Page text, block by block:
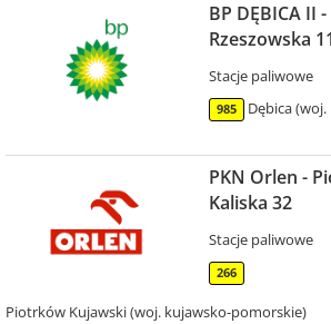
BP DĘBICA II
Rzeszowska
Stacje paliwowe
985 Dębica
PKN Orlen -
Kaliska 32
Stacje paliwowe
266
Piotrków Kujawski (woj. kujawsko-pomorskie)